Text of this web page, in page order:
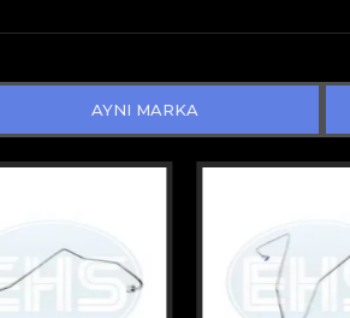
AYNI MARKA